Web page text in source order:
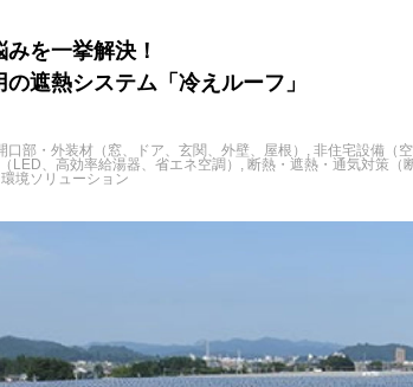
を一挙解決！
遮熱システム「冷えルーフ」
口部・外装材（窓、ドア、玄関、外壁、屋根）
非住宅設備（
LED、高効率給湯器、省エネ空調）
断熱・遮熱・通気対策（
境ソリューション